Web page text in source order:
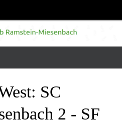
SC
2 - SF